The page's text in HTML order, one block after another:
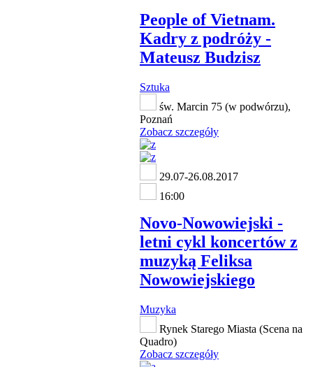
People of Vietnam.
Kadry z podróży -
Mateusz Budzisz
Sztuka
św. Marcin 75 (w podwórzu),
Poznań
Zobacz szczegóły
29.07-26.08.2017
16:00
Novo-Nowowiejski -
letni cykl koncertów z
muzyką Feliksa
Nowowiejskiego
Muzyka
Rynek Starego Miasta (Scena na
Quadro)
Zobacz szczegóły